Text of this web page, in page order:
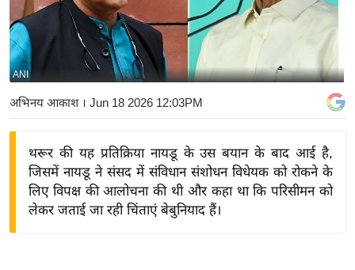
र्रा
ष्ट्री
य
बि
ज़
ने
द्यो
ANI
अभिनय आकाश। Jun 18 2026 12:03PM
थरूर की यह प्रतिक्रिया नायडू के उस बयान के बाद आई है,
जिसमें नायडू ने संसद में संविधान संशोधन विधेयक को रोकने के
लिए विपक्ष की आलोचना की थी और कहा था कि परिसीमन को
लेकर जताई जा रही चिंताएं बेबुनियाद हैं।